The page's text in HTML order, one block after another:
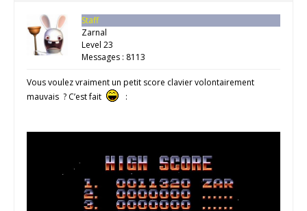
Staff
Zarnal
Level 23
Messages : 8113
Vous voulez vraiment un petit score clavier volontairement
mauvais ? C’est fait
: